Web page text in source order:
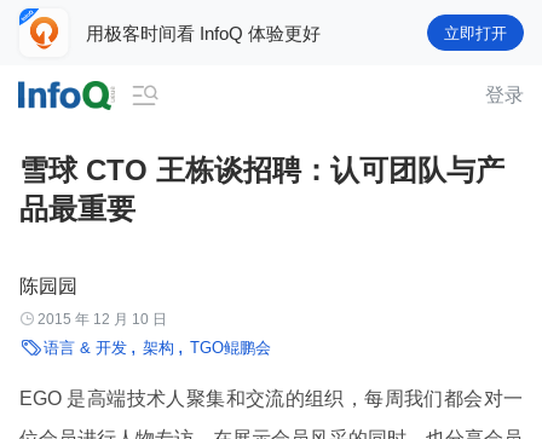
用极客时间看 InfoQ 体验更好 立即打开
 登录
雪球 CTO 王栋谈招聘：认可团队与产
品最重要
陈园园
 2015 年 12 月 10 日
语言 & 开发 架构 TGO鲲鹏会
EGO 是高端技术人聚集和交流的组织，每周我们都会对一